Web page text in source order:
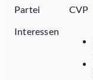
Partei
CVP
Interessen